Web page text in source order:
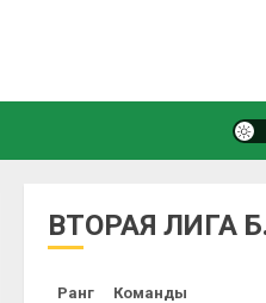
ВТОРАЯ ЛИГА
Ранг Команды